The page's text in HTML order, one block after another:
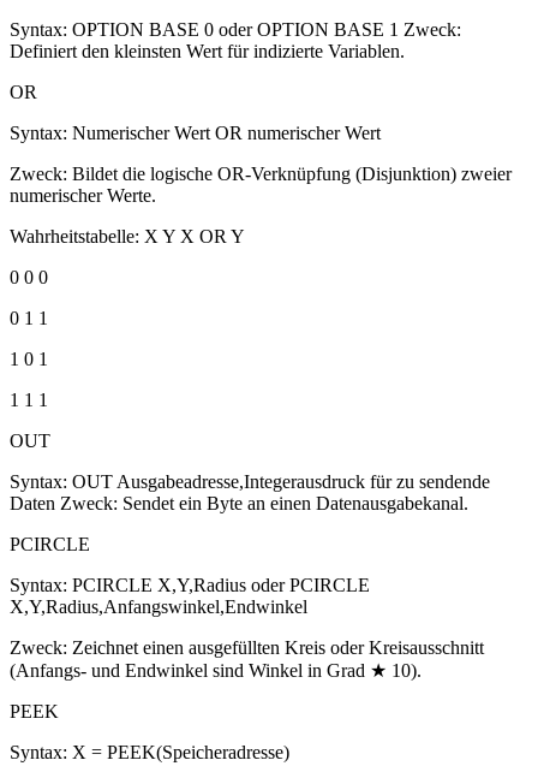
Syntax: OPTION BASE 0 oder OPTION BASE 1 Zweck:
Definiert den kleinsten Wert für indizierte Variablen.
OR
Syntax: Numerischer Wert OR numerischer Wert
Zweck: Bildet die logische OR-Verknüpfung (Disjunktion) zweier
numerischer Werte.
Wahrheitstabelle: X Y X OR Y
0 0 0
0 1 1
1 0 1
1 1 1
OUT
Syntax: OUT Ausgabeadresse,Integerausdruck für zu sendende
Daten Zweck: Sendet ein Byte an einen Datenausgabekanal.
PCIRCLE
Syntax: PCIRCLE X,Y,Radius oder PCIRCLE
X,Y,Radius,Anfangswinkel,Endwinkel
Zweck: Zeichnet einen ausgefüllten Kreis oder Kreisausschnitt
(Anfangs- und Endwinkel sind Winkel in Grad ★ 10).
PEEK
Syntax: X = PEEK(Speicheradresse)